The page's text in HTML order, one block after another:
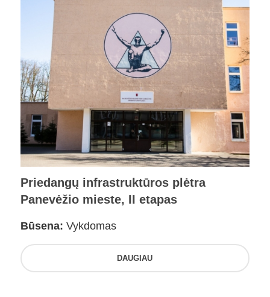
Priedangų infrastruktūros plėtra
Panevėžio mieste, II etapas
Būsena: Vykdomas
DAUGIAU